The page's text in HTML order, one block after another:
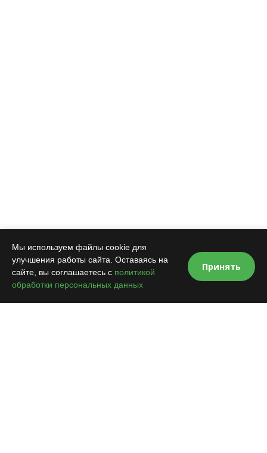
Мы используем файлы cookie для
улучшения работы сайта. Оставаясь на
сайте, вы соглашаетесь с политикой
обработки персональных данных
Принять